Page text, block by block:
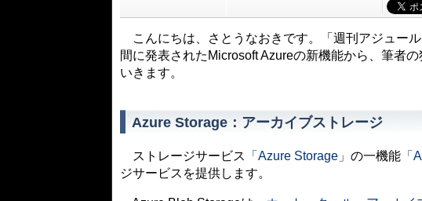
こんにちは、さとうなおきです。「週刊アジュー
間に発表されたMicrosoft Azureの新機能から、筆者
いきます。
Azure Storage：アーカイブストレージ
ストレージサービス 「Azure Storage」 の一機能 「
ジサービスを提供します。